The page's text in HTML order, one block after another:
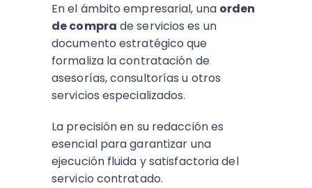
En el ámbito empresarial, una orden
de compra de servicios es un
documento estratégico que
formaliza la contratación de
asesorías, consultorías u otros
servicios especializados.
La precisión en su redacción es
esencial para garantizar una
ejecución fluida y satisfactoria del
servicio contratado.